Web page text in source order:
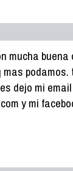
mucha
dejo mi
y mi